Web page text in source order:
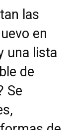
las
en
una lista
de
Se